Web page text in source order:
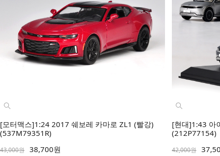
[모터맥스]1:24 2017 쉐보레 카마로 ZL1 (빨강)
(537M79351R)
43,000원 38,700원
[현대]1:43 아
(212P77154)
42,000원